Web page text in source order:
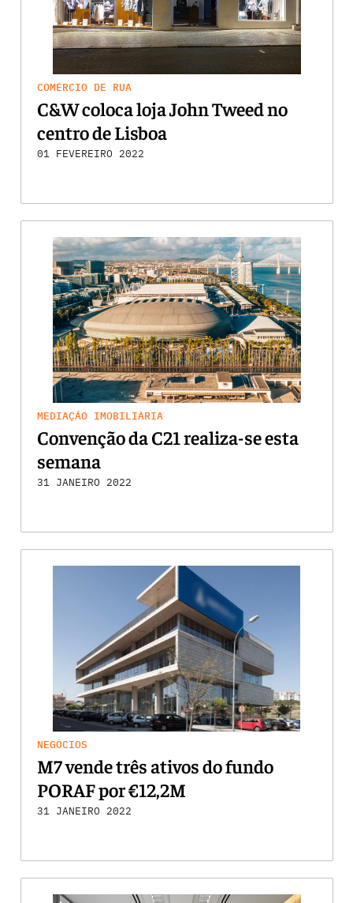
COMÉRCIO DE RUA
C&W coloca loja John Tweed no
centro de Lisboa
01 FEVEREIRO 2022
MEDIAÇÃO IMOBILIÁRIA
Convenção da C21 realiza-se esta
semana
31 JANEIRO 2022
NEGÓCIOS
M7 vende três ativos do fundo
PORAF por €12,2M
31 JANEIRO 2022